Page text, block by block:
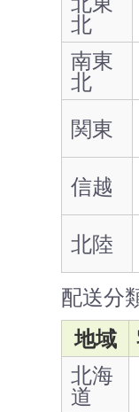
北
南東
北
関東
信越
北陸
配送分
地域
北海
道